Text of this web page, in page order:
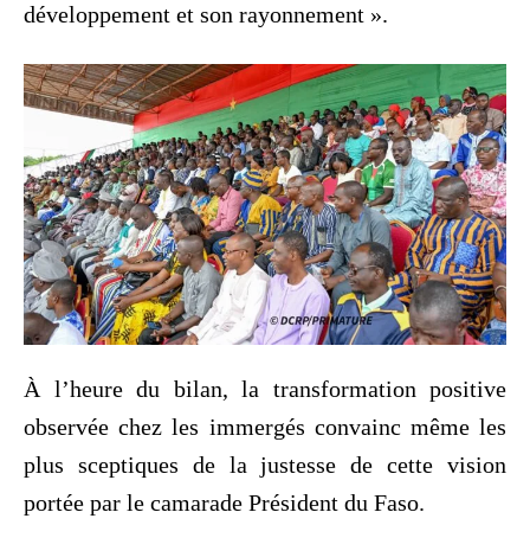
développement et son rayonnement ».
‎À l’heure du bilan, la transformation positive
observée chez les immergés convainc même les
plus sceptiques de la justesse de cette vision
portée par le camarade Président du Faso.